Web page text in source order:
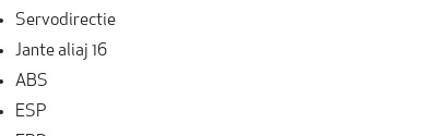
Servodirectie
Jante aliaj 16
ABS
ESP